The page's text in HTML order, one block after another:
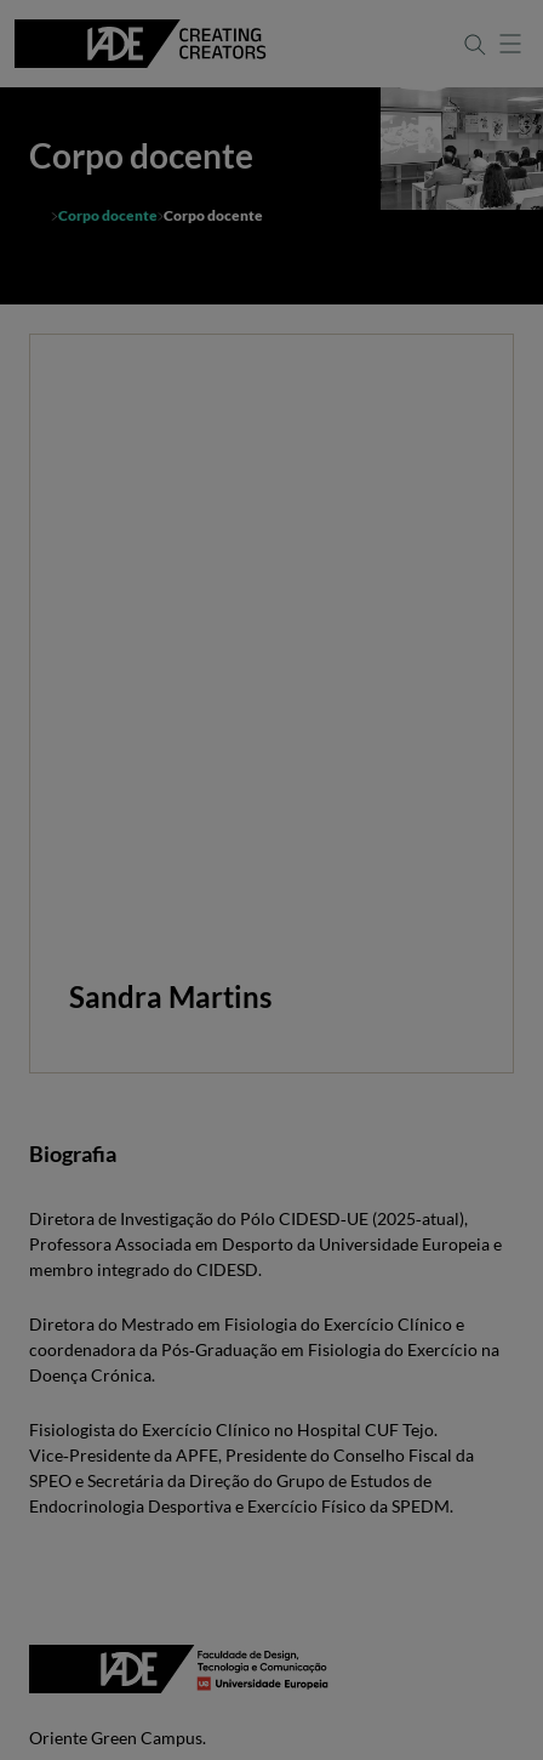
Corpo docente
Corpo docente Corpo docente
Sandra Martins
Biografia
Diretora de Investigação do Pólo CIDESD‑UE (2025‑atual),
Professora Associada em Desporto da Universidade Europeia e
membro integrado do CIDESD.
Diretora do Mestrado em Fisiologia do Exercício Clínico e
coordenadora da Pós‑Graduação em Fisiologia do Exercício na
Doença Crónica.
Fisiologista do Exercício Clínico no Hospital CUF Tejo.
Vice‑Presidente da APFE, Presidente do Conselho Fiscal da
SPEO e Secretária da Direção do Grupo de Estudos de
Endocrinologia Desportiva e Exercício Físico da SPEDM.
Oriente Green Campus.